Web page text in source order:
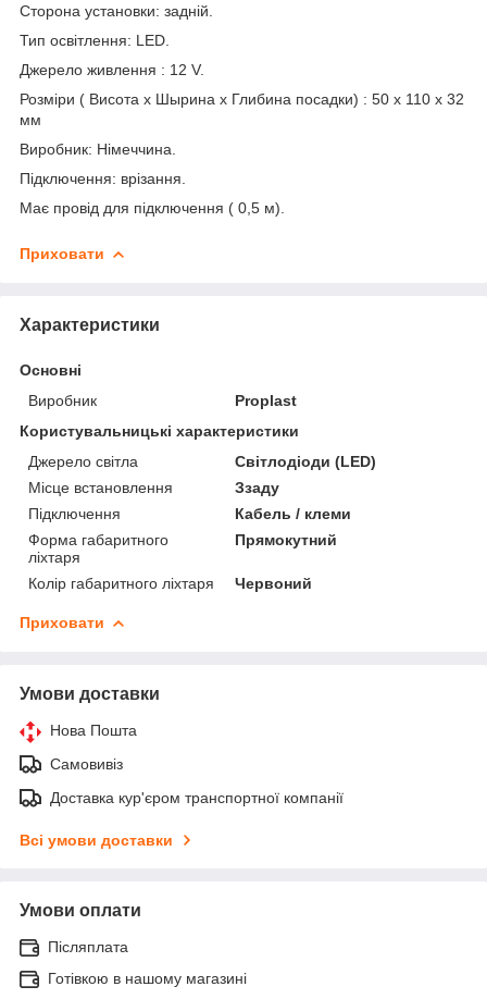
Сторона установки: задній.
Тип освітлення: LED.
Джерело живлення : 12 V.
Розміри ( Висота х Шырина х Глибина посадки) : 50 х 110 х 32
мм
Виробник: Німеччина.
Підключення: врізання.
Має провід для підключення ( 0,5 м).
Приховати
Характеристики
Основні
Виробник
Proplast
Користувальницькі характеристики
Джерело світла
Світлодіоди (LED)
Місце встановлення
Ззаду
Підключення
Кабель / клеми
Форма габаритного
ліхтаря
Прямокутний
Колір габаритного ліхтаря Червоний
Приховати
Умови доставки
Нова Пошта
Самовивіз
Доставка кур'єром транспортної компанії
Всі умови доставки
Умови оплати
Післяплата
Готівкою в нашому магазині